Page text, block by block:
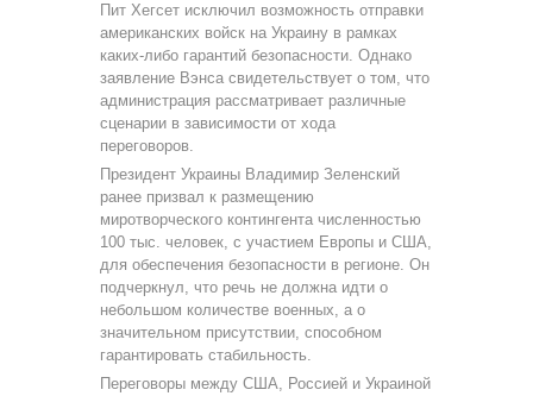
Пит Хегсет исключил возможность отправки
американских войск на Украину в рамках
каких-либо гарантий безопасности. Однако
заявление Вэнса свидетельствует о том, что
администрация рассматривает различные
сценарии в зависимости от хода
переговоров.
Президент Украины Владимир Зеленский
ранее призвал к размещению
миротворческого контингента численностью
100 тыс. человек, с участием Европы и США,
для обеспечения безопасности в регионе. Он
подчеркнул, что речь не должна идти о
небольшом количестве военных, а о
значительном присутствии, способном
гарантировать стабильность.
Переговоры между США, Россией и Украиной